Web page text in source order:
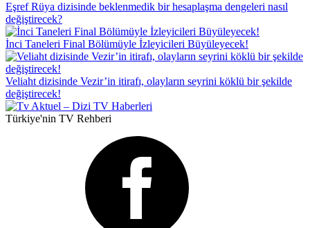
Eşref Rüya dizisinde beklenmedik bir hesaplaşma dengeleri nasıl
değiştirecek?
İnci Taneleri Final Bölümüyle İzleyicileri Büyüleyecek!
Veliaht dizisinde Vezir’in itirafı, olayların seyrini köklü bir şekilde
değiştirecek!
Türkiye'nin TV Rehberi